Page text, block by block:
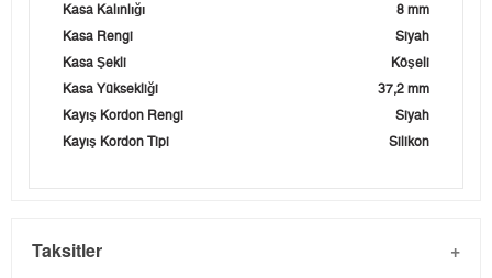
Kasa Kalınlığı
8 mm
Kasa Rengi
Siyah
Kasa Şekli
Köşeli
Kasa Yüksekliği
37,2 mm
Kayış Kordon Rengi
Siyah
Kayış Kordon Tipi
Silikon
Taksitler